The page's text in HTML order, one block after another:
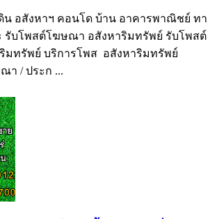
น อสังหาฯ คอนโด บ้าน อาคารพาณิชย์ ทา
รับโพสต์โฆษณา อสังหาริมทรัพย์ รับโพสต์
มทรัพย์ บริการโพส อสังหาริมทรัพย์
า / ประก ...